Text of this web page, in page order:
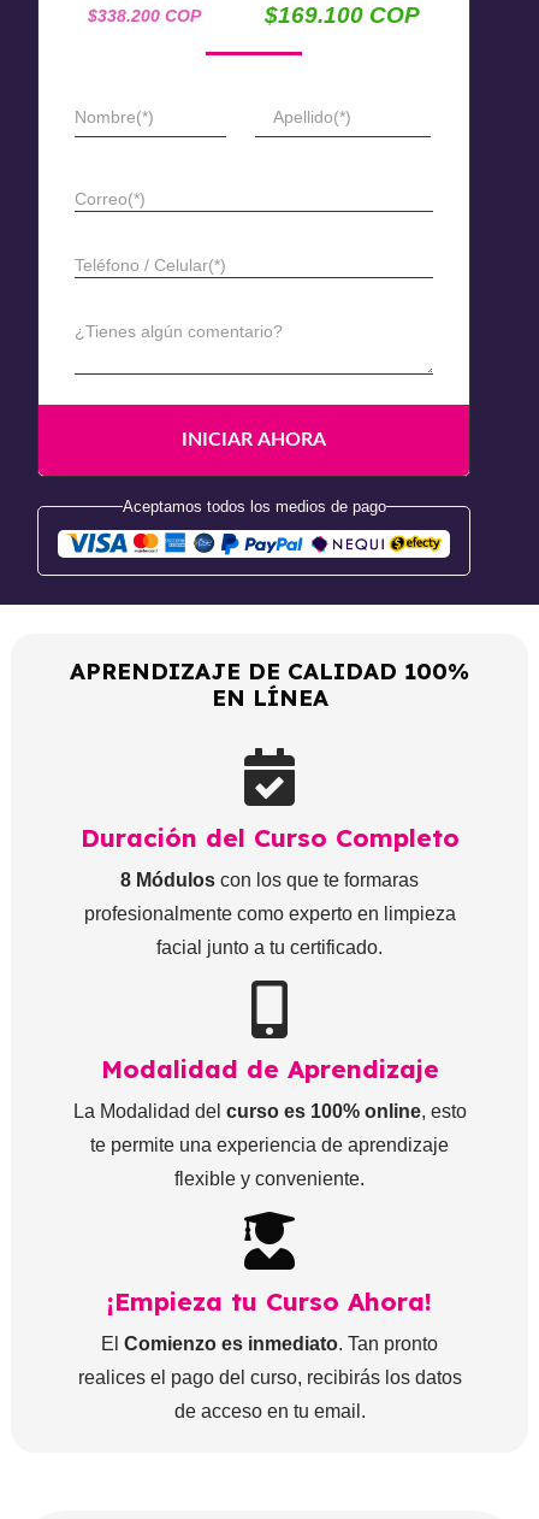
$338.200 COP $169.100 COP
Nombre(*) Apellido(*)
Correo(*)
Teléfono / Celular(*)
¿Tienes algún comentario?
Aceptamos todos los medios de pago
APRENDIZAJE DE CALIDAD 100%
EN LÍNEA
Duración del Curso Completo
8 Módulos con los que te formaras
profesionalmente como experto en limpieza
facial junto a tu certificado.
Modalidad de Aprendizaje
La Modalidad del curso es 100% online, esto
te permite una experiencia de aprendizaje
flexible y conveniente.
¡Empieza tu Curso Ahora!
El Comienzo es inmediato. Tan pronto
realices el pago del curso, recibirás los datos
de acceso en tu email.